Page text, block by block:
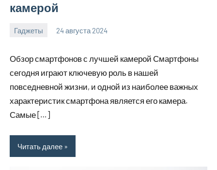
камерой
Гаджеты 24 августа 2024
motorhog_ru
Нет
Обзор смартфонов с лучшей камерой Смартфоны
сегодня играют ключевую роль в нашей
повседневной жизни, и одной из наиболее важных
характеристик смартфона является его камера.
Самые […]
Читать далее